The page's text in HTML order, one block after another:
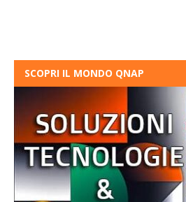
SCOPRI IL MONDO QNAP